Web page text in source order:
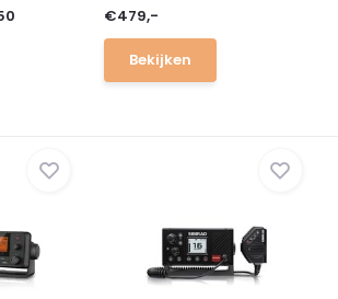
€479,-
Bekijken